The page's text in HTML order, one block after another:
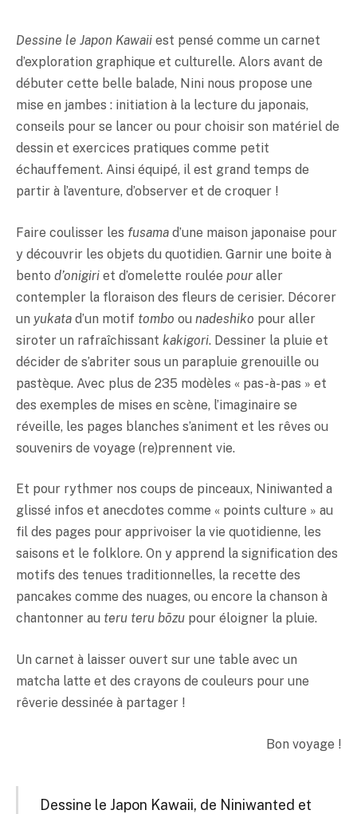
Dessine le Japon Kawaii est pensé comme un carnet
d’exploration graphique et culturelle. Alors avant de
débuter cette belle balade, Nini nous propose une
mise en jambes : initiation à la lecture du japonais,
conseils pour se lancer ou pour choisir son matériel de
dessin et exercices pratiques comme petit
échauffement. Ainsi équipé, il est grand temps de
partir à l’aventure, d’observer et de croquer !
Faire coulisser les fusama d’une maison japonaise pour
y découvrir les objets du quotidien. Garnir une boite à
bento d’onigiri et d’omelette roulée pour aller
contempler la floraison des fleurs de cerisier. Décorer
un yukata d’un motif tombo ou nadeshiko pour aller
siroter un rafraîchissant kakigori. Dessiner la pluie et
décider de s’abriter sous un parapluie grenouille ou
pastèque. Avec plus de 235 modèles « pas-à-pas » et
des exemples de mises en scène, l’imaginaire se
réveille, les pages blanches s’animent et les rêves ou
souvenirs de voyage (re)prennent vie.
Et pour rythmer nos coups de pinceaux, Niniwanted a
glissé infos et anecdotes comme « points culture » au
fil des pages pour apprivoiser la vie quotidienne, les
saisons et le folklore. On y apprend la signification des
motifs des tenues traditionnelles, la recette des
pancakes comme des nuages, ou encore la chanson à
chantonner au teru teru bōzu pour éloigner la pluie.
Un carnet à laisser ouvert sur une table avec un
matcha latte et des crayons de couleurs pour une
rêverie dessinée à partager !
Bon voyage !
Dessine le Japon Kawaii, de Niniwanted et